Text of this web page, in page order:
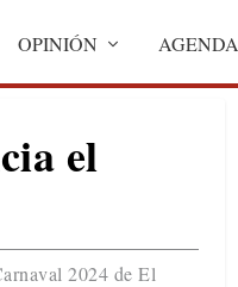
OPINIÓN AGENDA
el
2024 de El